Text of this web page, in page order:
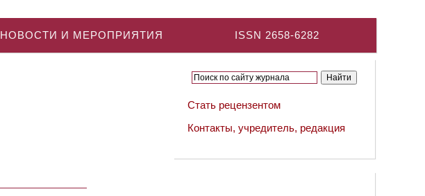
ISSN 2658-6282
НОВОСТИ И МЕРОПРИЯТИЯ
Стать рецензентом
Контакты, учредитель, редакция